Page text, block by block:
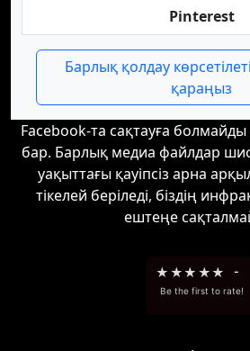
Pinterest
Барлық қолдау
қараңыз
Facebook-та сақтауға
бар. Барлық медиа файлдар
уақыттағы қауіпсіз арна
тікелей беріледі, біздің
ештеңе
★ ★★ ★★ -
Be the first to rate!